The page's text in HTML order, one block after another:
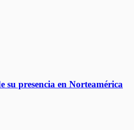
su presencia en Norteamérica